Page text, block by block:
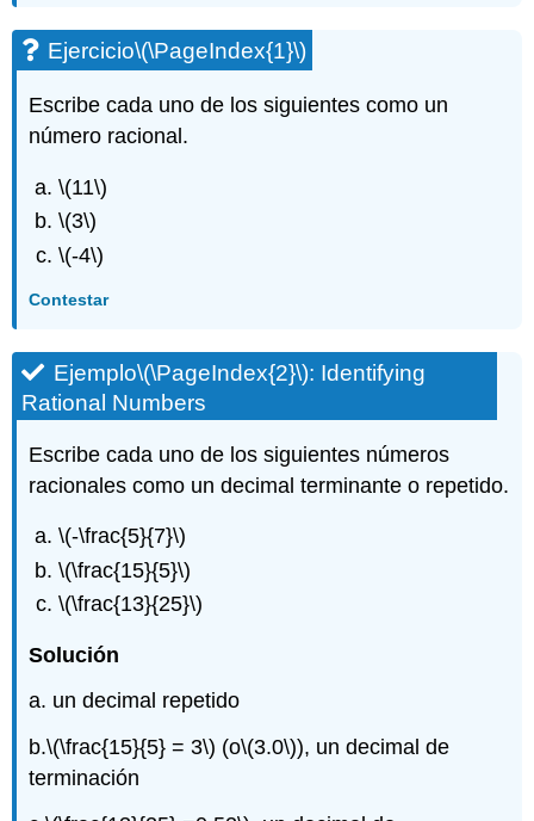
Ejercicio\(\PageIndex{1}\)
Escribe cada uno de los siguientes como un
número racional.
\(11\)
\(3\)
\(-4\)
Contestar
Ejemplo\(\PageIndex{2}\): Identifying
Rational Numbers
Escribe cada uno de los siguientes números
racionales como un decimal terminante o repetido.
\(-\frac{5}{7}\)
\(\frac{15}{5}\)
\(\frac{13}{25}\)
Solución
a. un decimal repetido
b.\(\frac{15}{5} = 3\) (o\(3.0\)), un decimal de
terminación